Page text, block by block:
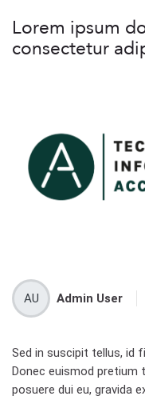
Interventi Blogi
Lorem ipsum
consectetur
AU Admin User
Sed in suscipit tellus, id
Donec euismod pretium
posuere dui eu, gravida